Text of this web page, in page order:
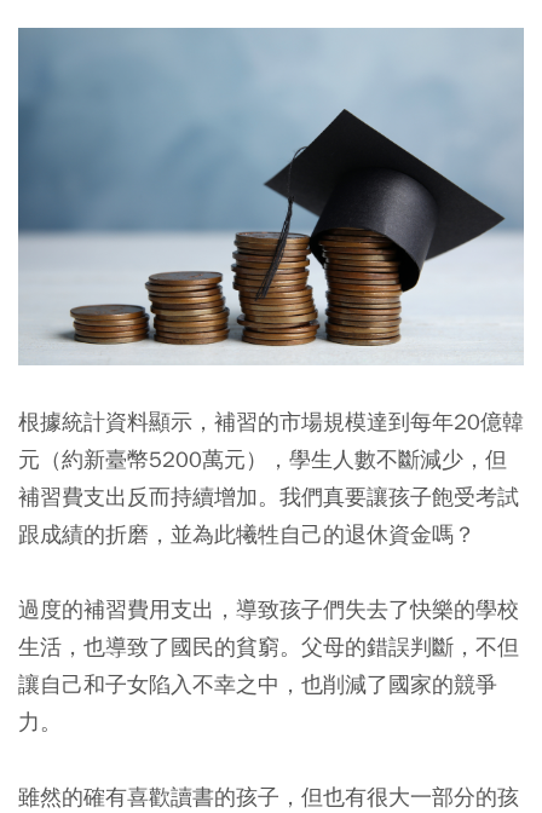
根據統計資料顯示，補習的市場規模達到每年20億韓
元（約新臺幣5200萬元），學生人數不斷減少，但
補習費支出反而持續增加。我們真要讓孩子飽受考試
跟成績的折磨，並為此犧牲自己的退休資金嗎？
過度的補習費用支出，導致孩子們失去了快樂的學校
生活，也導致了國民的貧窮。父母的錯誤判斷，不但
讓自己和子女陷入不幸之中，也削減了國家的競爭
力。
雖然的確有喜歡讀書的孩子，但也有很大一部分的孩